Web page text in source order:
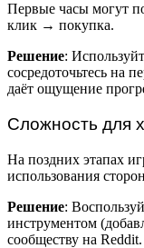
Первые часы могут
клик → покупка.
Решение:
сосредоточьтесь на
даёт ощущение
Сложность для
На поздних этапах
использования
Решение:
инструментом
сообществу на Reddit.